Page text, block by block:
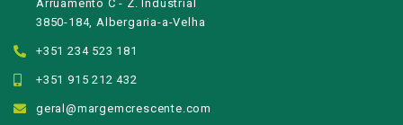
Arruamento C - Z. Industrial
3850-184, Albergaria-a-Velha
+351 234 523 181
+351 915 212 432
geral@margemcrescente.com